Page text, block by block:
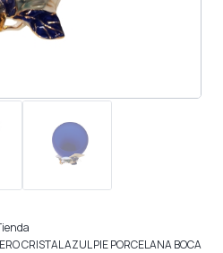
CRISTAL AZUL PIE PORCELANA BOCA